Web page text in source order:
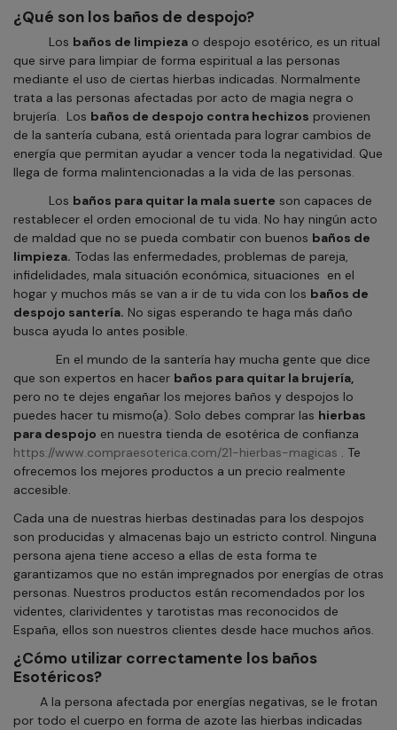
¿Qué son los baños de despojo?
Los baños de limpieza o despojo esotérico, es un ritual
que sirve para limpiar de forma espiritual a las personas
mediante el uso de ciertas hierbas indicadas. Normalmente
trata a las personas afectadas por acto de magia negra o
brujería. Los baños de despojo contra hechizos provienen
de la santería cubana, está orientada para lograr cambios de
energía que permitan ayudar a vencer toda la negatividad. Que
llega de forma malintencionadas a la vida de las personas.
Los baños para quitar la mala suerte son capaces de
restablecer el orden emocional de tu vida. No hay ningún acto
de maldad que no se pueda combatir con buenos baños de
limpieza. Todas las enfermedades, problemas de pareja,
infidelidades, mala situación económica, situaciones en el
hogar y muchos más se van a ir de tu vida con los baños de
despojo santería. No sigas esperando te haga más daño
busca ayuda lo antes posible.
En el mundo de la santería hay mucha gente que dice
que son expertos en hacer baños para quitar la brujería,
pero no te dejes engañar los mejores baños y despojos lo
puedes hacer tu mismo(a). Solo debes comprar las hierbas
para despojo en nuestra tienda de esotérica de confianza
https://www.compraesoterica.com/21-hierbas-magicas . Te
ofrecemos los mejores productos a un precio realmente
accesible.
Cada una de nuestras hierbas destinadas para los despojos
son producidas y almacenas bajo un estricto control. Ninguna
persona ajena tiene acceso a ellas de esta forma te
garantizamos que no están impregnados por energías de otras
personas. Nuestros productos están recomendados por los
videntes, clarividentes y tarotistas mas reconocidos de
España, ellos son nuestros clientes desde hace muchos años.
¿Cómo utilizar correctamente los baños
Esotéricos?
A la persona afectada por energías negativas, se le frotan
por todo el cuerpo en forma de azote las hierbas indicadas